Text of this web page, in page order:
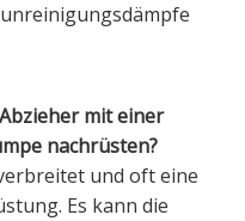
mit einer
nachrüsten?
und oft eine
Es kann die